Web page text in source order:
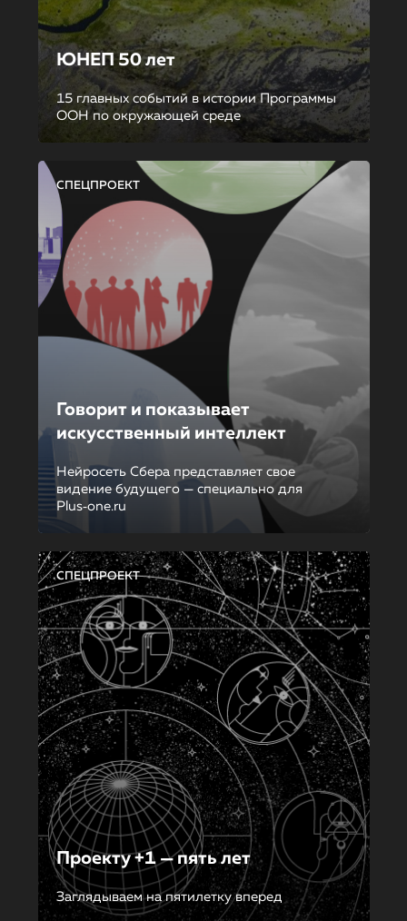
ЮНЕП 50 лет
15 главных событий в истории Программы
ООН по окружающей среде
СПЕЦПРОЕКТ
Говорит и показывает
искусственный интеллект
Нейросеть Сбера представляет свое
видение будущего — специально для
Plus‑one.ru
СПЕЦПРОЕКТ
Проекту +1 — пять лет
Заглядываем на пятилетку вперед